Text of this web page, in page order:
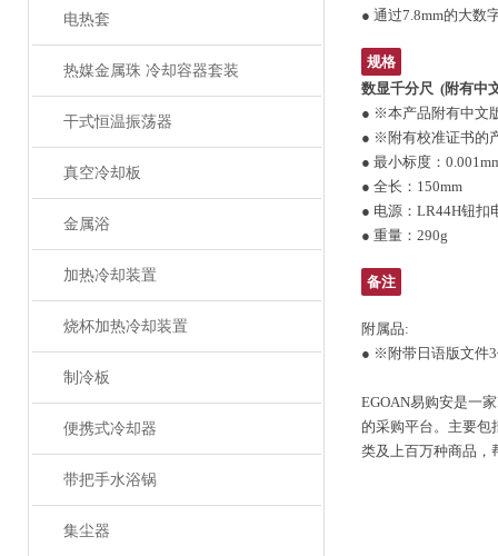
电热套
热媒金属珠 冷却容器套装
干式恒温振荡器
真空冷却板
金属浴
加热冷却装置
烧杯加热冷却装置
制冷板
便携式冷却器
带把手水浴锅
集尘器
● 通过7.8mm的大数
规格
数显千分尺 (附有中
● ※本产品附有中文
● ※附有校准证书的
● 最小标度：
● 全长：150mm
● 电源：LR44H钮扣
● 重量：290g
备注
附属品:
● ※附带日语版文件
EGOAN易购安是一
的采购平台。主要包
类及上百万